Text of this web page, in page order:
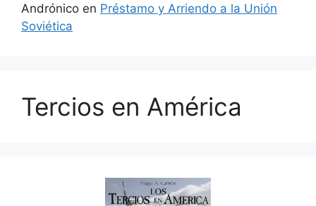
Andrónico en Préstamo y Arriendo a la Unión
Soviética
Tercios en América